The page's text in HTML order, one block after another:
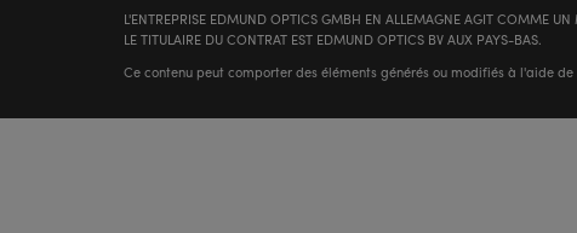
L'ENTREPRISE EDMUND OPTICS GMBH EN ALLEMAGNE AGIT COMME
LE TITULAIRE DU CONTRAT EST EDMUND OPTICS BV AUX PAYS-BAS.
Ce contenu peut comporter des éléments générés ou modifiés à l'aide